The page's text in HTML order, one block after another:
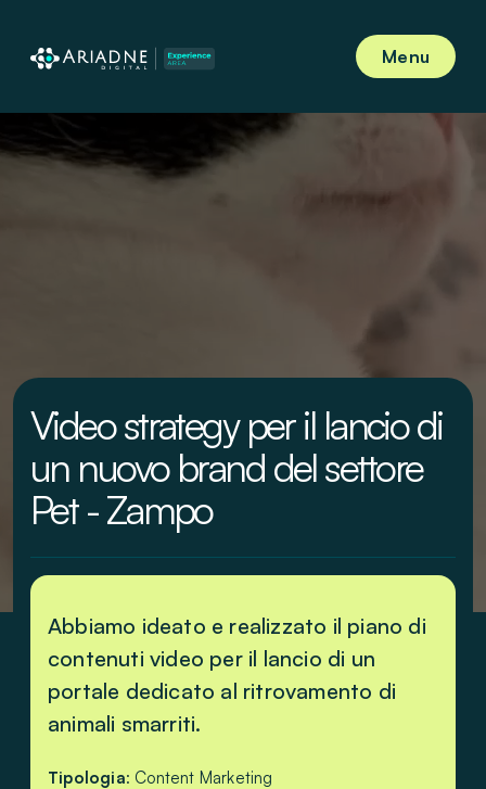
Menu
Video strategy per il lancio di
un nuovo brand del settore
Pet - Zampo
Abbiamo ideato e realizzato il piano di
contenuti video per il lancio di un
portale dedicato al ritrovamento di
animali smarriti.
Tipologia: Content Marketing